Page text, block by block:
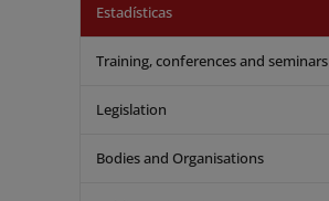
Estadísticas
Training, conferences and seminars
Legislation
Bodies and Organisations